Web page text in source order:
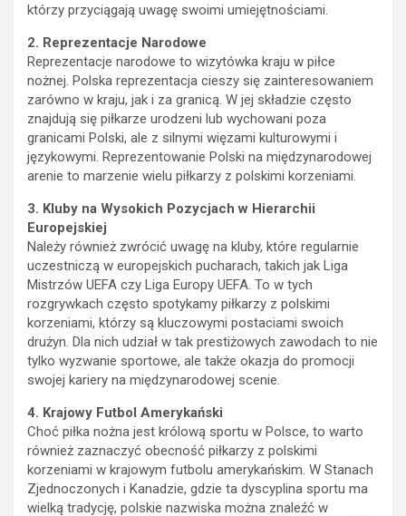
którzy przyciągają uwagę swoimi umiejętnościami.
2. Reprezentacje Narodowe
Reprezentacje narodowe to wizytówka kraju w piłce
nożnej. Polska reprezentacja cieszy się zainteresowaniem
zarówno w kraju, jak i za granicą. W jej składzie często
znajdują się piłkarze urodzeni lub wychowani poza
granicami Polski, ale z silnymi więzami kulturowymi i
językowymi. Reprezentowanie Polski na międzynarodowej
arenie to marzenie wielu piłkarzy z polskimi korzeniami.
3. Kluby na Wysokich Pozycjach w Hierarchii
Europejskiej
Należy również zwrócić uwagę na kluby, które regularnie
uczestniczą w europejskich pucharach, takich jak Liga
Mistrzów UEFA czy Liga Europy UEFA. To w tych
rozgrywkach często spotykamy piłkarzy z polskimi
korzeniami, którzy są kluczowymi postaciami swoich
drużyn. Dla nich udział w tak prestiżowych zawodach to nie
tylko wyzwanie sportowe, ale także okazja do promocji
swojej kariery na międzynarodowej scenie.
4. Krajowy Futbol Amerykański
Choć piłka nożna jest królową sportu w Polsce, to warto
również zaznaczyć obecność piłkarzy z polskimi
korzeniami w krajowym futbolu amerykańskim. W Stanach
Zjednoczonych i Kanadzie, gdzie ta dyscyplina sportu ma
wielką tradycję, polskie nazwiska można znaleźć w